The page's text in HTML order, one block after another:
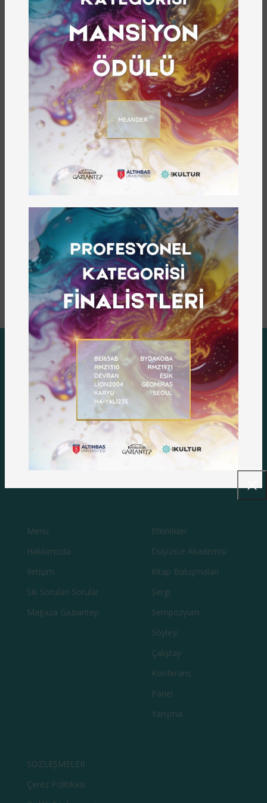
Yılı Hat Sergisi
2025 Aile Yılı kapsamında düzenlenen “Kalemden Kalbe –
Aile Yılı Hat Sergisi”, ayet ve hadislerden ilhamla
hazırlanan ve Ahmet Elbeşir'in kaleminden 20 özgün hat
eserini sanatseverlerle buluşturuyor.
Hat sanatının estetik diliyle ailenin manevi temellerine
dikkat çeken sergi, geleneksel sanatlarımızın çağdaş
yorumlarını da içermektedir.
Sergimiz 17-23 Aralık 2025 tarihleri arasında ziyarete açık
olacaktır.
Tüm vatandaşlarımız davetlidir.
Kahraman Emmioğlu Sanat Merkezi
17 Aralık 2025 | 11.30
MENÜ
Anasayfa
Etkinlikler
Yayınlarımız
Youtube
İşletmeler
Menü
Hakkımızda
İletişim
Sık Sorulan Sorular
Mağaza Gaziantep
Etkinlikler
Düşünce Akademisi
Kitap Buluşmaları
Sergi
Sempozyum
Söyleşi
Çalıştay
Konferans
Panel
Yarışma
SÖZLEŞMELER
Çerez Politikası